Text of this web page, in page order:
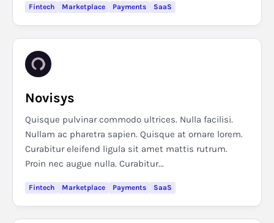
Fintech Marketplace Payments SaaS
Novisys
Quisque pulvinar commodo ultrices. Nulla facilisi.
Nullam ac pharetra sapien. Quisque at ornare lorem.
Curabitur eleifend ligula sit amet mattis rutrum.
Proin nec augue nulla. Curabitur...
Fintech Marketplace Payments SaaS